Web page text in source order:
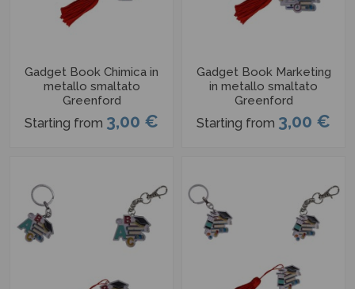
Gadget Book Chimica in
metallo smaltato
Greenford
Starting from 3,00 €
Gadget Book Marketing
in metallo smaltato
Greenford
Starting from 3,00 €